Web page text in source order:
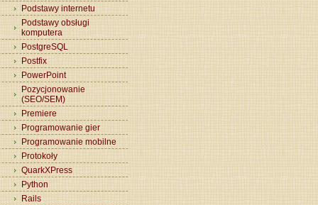
Podstawy internetu
Podstawy obsługi
komputera
PostgreSQL
Postfix
PowerPoint
Pozycjonowanie
(SEO/SEM)
Premiere
Programowanie gier
Programowanie mobilne
Protokoły
QuarkXPress
Python
Rails